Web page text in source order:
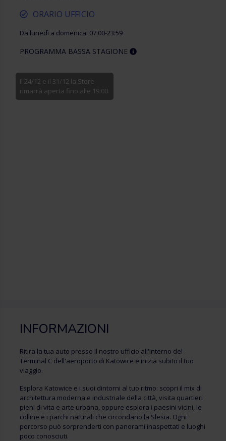
ORARIO UFFICIO
Da lunedì a domenica: 07:00-23:59
PROGRAMMA BASSA STAGIONE
Il 24/12 e il 31/12 la Store
rimarrà aperta fino alle 19:00.
INFORMAZIONI
Ritira la tua auto presso il nostro ufficio all'interno del
Terminal C dell'aeroporto di Katowice e inizia subito il tuo
viaggio.
Esplora Katowice e i suoi dintorni al tuo ritmo: scopri il mix di
architettura moderna e industriale della città, visita quartieri
pieni di vita e arte urbana, oppure esplora i paesini vicini, le
colline e i parchi naturali che circondano la Slesia. Ogni
percorso può sorprenderti con panorami inaspettati e luoghi
poco conosciuti.